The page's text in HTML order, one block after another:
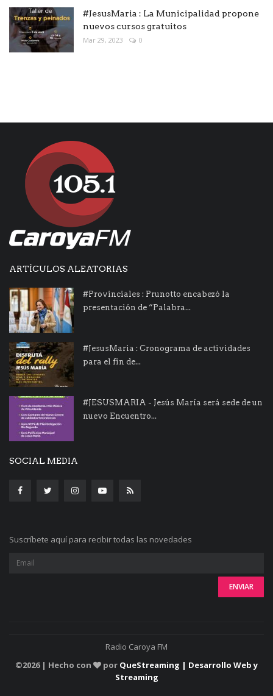
#JesusMaria : La Municipalidad propone
nuevos cursos gratuitos
Mar 29, 2023 0
ARTÍCULOS ALEATORIAS
#Provinciales : Prunotto encabezó la
presentación de “Palabra...
#JesusMaria : Cronograma de actividades
para el fin de...
#JESUSMARIA - Jesús María será sede de un
nuevo Encuentro...
SOCIAL MEDIA
Suscríbete aquí para recibir todas las novedades
Radio Caroya FM
©2026 | Hecho con por QueStreaming | Desarrollo Web y
Streaming